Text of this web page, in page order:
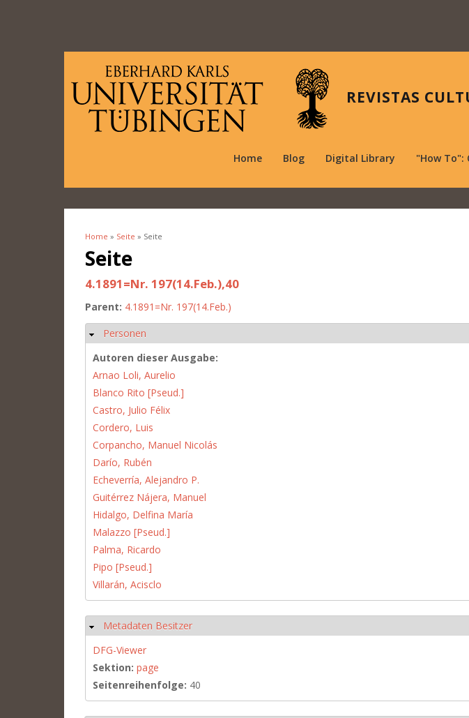
REVISTAS
Home Blog Digital Library "How
You are here
Home » Seite » Seite
Seite
4.1891=Nr. 197(14.Feb.),40
Parent: 4.1891=Nr. 197(14.Feb.)
Hide
Personen
Autoren dieser Ausgabe:
Arnao Loli, Aurelio
Blanco Rito [Pseud.]
Castro, Julio Félix
Cordero, Luis
Corpancho, Manuel Nicolás
Darío, Rubén
Echeverría, Alejandro P.
Guitérrez Nájera, Manuel
Hidalgo, Delfina María
Malazzo [Pseud.]
Palma, Ricardo
Pipo [Pseud.]
Villarán, Acisclo
Hide
Metadaten Besitzer
DFG-Viewer
Sektion: page
Seitenreihenfolge: 40